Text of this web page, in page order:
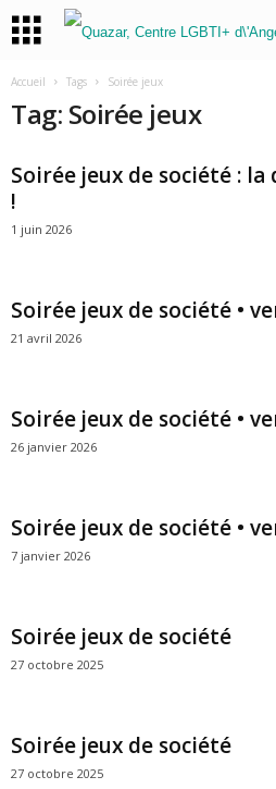
Accueil Tags Soirée jeux
Tag: Soirée jeux
Soirée jeux de société :
!
1 juin 2026
Soirée jeux de société •
21 avril 2026
Soirée jeux de société •
26 janvier 2026
Soirée jeux de société •
7 janvier 2026
Soirée jeux de société
27 octobre 2025
Soirée jeux de société
27 octobre 2025